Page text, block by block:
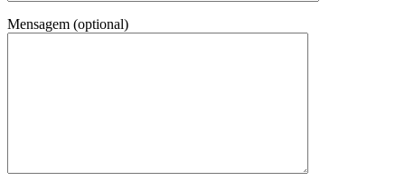
Mensagem (optional)